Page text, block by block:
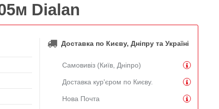
Dialan
Доставка по Києву, Дніпру та Україні
Самовивіз (Київ, Дніпро)
Доставка кур'єром по Києву.
Нова Почта